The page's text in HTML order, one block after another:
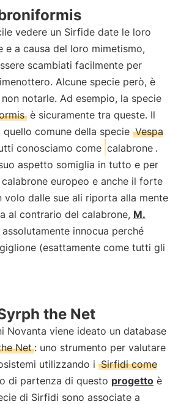
vedere un Sirfide date le loro
e a causa del loro mimetismo,
scambiati facilmente per
Alcune specie però, è
notarle. Ad esempio, la specie
è sicuramente tra queste. Il
comune della specie Vespa
conosciamo come calabrone .
aspetto somiglia in tutto e per
europeo e anche il forte
volo dalle sue ali riporta alla mente
al contrario del calabrone, M.
assolutamente innocua perché
(esattamente come tutti gli
the Net
Novanta viene ideato un database
Net : uno strumento per valutare
utilizzando i Sirfidi come
di partenza di questo progetto è
di Sirfidi sono associate a